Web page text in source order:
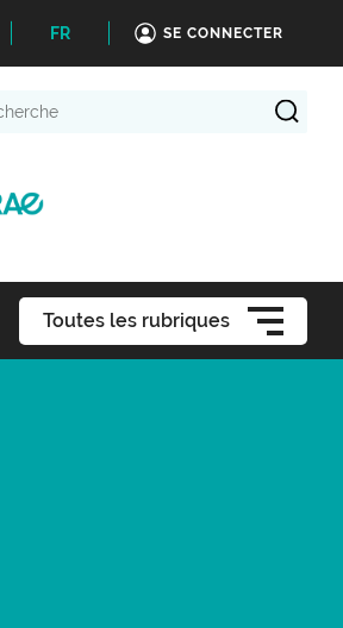
FR SE CONNECTER
Toutes les rubriques